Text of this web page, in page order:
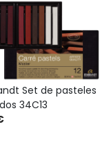
Set de pasteles
34C13